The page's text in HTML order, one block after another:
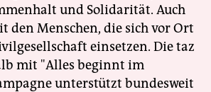
und Solidarität. Auch
den Menschen, die sich vor Ort
einsetzen. Die taz
mit "Alles beginnt im
unterstützt bundesweit